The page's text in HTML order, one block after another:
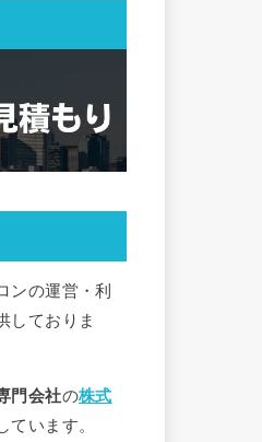
ンの運営・利
しておりま
門会社の株式
ています。